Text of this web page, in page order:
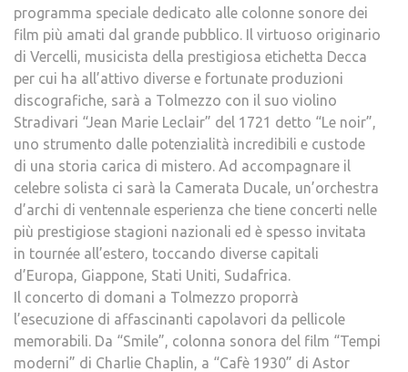
programma speciale dedicato alle colonne sonore dei
film più amati dal grande pubblico. Il virtuoso originario
di Vercelli, musicista della prestigiosa etichetta Decca
per cui ha all’attivo diverse e fortunate produzioni
discografiche, sarà a Tolmezzo con il suo violino
Stradivari “Jean Marie Leclair” del 1721 detto “Le noir”,
uno strumento dalle potenzialità incredibili e custode
di una storia carica di mistero. Ad accompagnare il
celebre solista ci sarà la Camerata Ducale, un’orchestra
d’archi di ventennale esperienza che tiene concerti nelle
più prestigiose stagioni nazionali ed è spesso invitata
in tournée all’estero, toccando diverse capitali
d’Europa, Giappone, Stati Uniti, Sudafrica.
Il concerto di domani a Tolmezzo proporrà
l’esecuzione di affascinanti capolavori da pellicole
memorabili. Da “Smile”, colonna sonora del film “Tempi
moderni” di Charlie Chaplin, a “Cafè 1930” di Astor